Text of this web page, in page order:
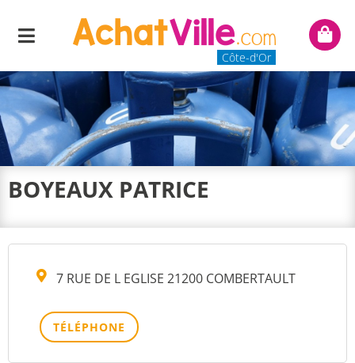
Menu
Côte-d'Or
Mon
BOYEAUX PATRICE
7 RUE DE L EGLISE 21200 COMBERTAULT
TÉLÉPHONE